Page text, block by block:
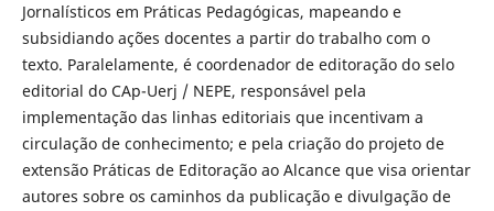
Jornalísticos em Práticas Pedagógicas, mapeando e
subsidiando ações docentes a partir do trabalho com o
texto. Paralelamente, é coordenador de editoração do selo
editorial do CAp-Uerj / NEPE, responsável pela
implementação das linhas editoriais que incentivam a
circulação de conhecimento; e pela criação do projeto de
extensão Práticas de Editoração ao Alcance que visa orientar
autores sobre os caminhos da publicação e divulgação de